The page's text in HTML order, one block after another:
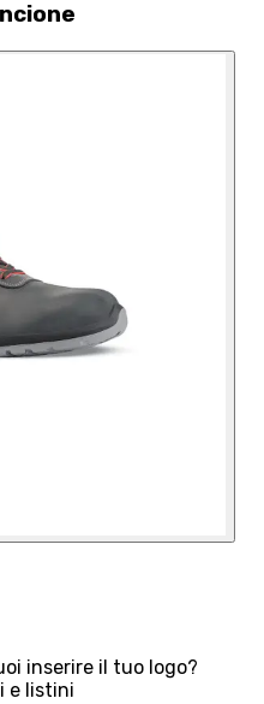
inserire il tuo logo?
e listini